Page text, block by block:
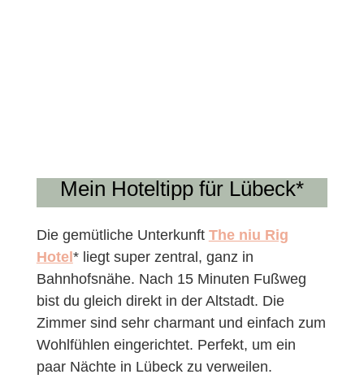
Mein Hoteltipp für Lübeck*
Die gemütliche Unterkunft The niu Rig
Hotel* liegt super zentral, ganz in
Bahnhofsnähe. Nach 15 Minuten Fußweg
bist du gleich direkt in der Altstadt. Die
Zimmer sind sehr charmant und einfach zum
Wohlfühlen eingerichtet. Perfekt, um ein
paar Nächte in Lübeck zu verweilen.